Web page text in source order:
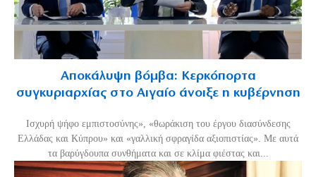
Αποκάλυψη βόμβα: Κερκόπορτα
συγκυριαρχίας στο Αιγαίο άνοιξε η κυβέρνηση
Ισχυρή ψήφο εμπιστοσύνης», «θωράκιση του έργου διασύνδεσης
Ελλάδας και Κύπρου» και «γαλλική σφραγίδα αξιοπιστίας». Με αυτά
τα βαρύγδουπα συνθήματα και σε κλίμα φιέστας και...